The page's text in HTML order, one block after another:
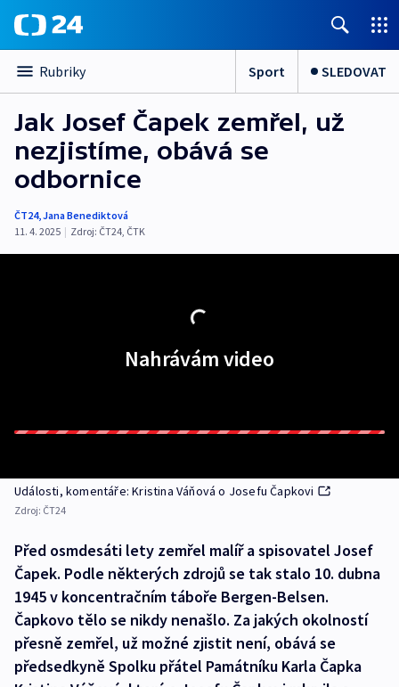
Rubriky Sport SLEDOVAT
Jak Josef Čapek zemřel, už
nezjistíme, obává se
odbornice
ČT24,Jana Benediktová
11. 4. 2025 | Zdroj: ČT24, ČTK
Nahrávám video
Události, komentáře: Kristina Váňová o Josefu Čapkovi
Zdroj: ČT24
Před osmdesáti lety zemřel malíř a spisovatel Josef
Čapek. Podle některých zdrojů se tak stalo 10. dubna
1945 v koncentračním táboře Bergen-Belsen.
Čapkovo tělo se nikdy nenašlo. Za jakých okolností
přesně zemřel, už možné zjistit není, obává se
předsedkyně Spolku přátel Památníku Karla Čapka